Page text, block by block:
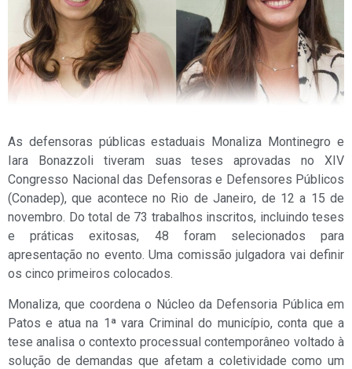
As defensoras públicas estaduais Monaliza Montinegro e
Iara Bonazzoli tiveram suas teses aprovadas no XIV
Congresso Nacional das Defensoras e Defensores Públicos
(Conadep), que acontece no Rio de Janeiro, de 12 a 15 de
novembro. Do total de 73 trabalhos inscritos, incluindo teses
e práticas exitosas, 48 foram selecionados para
apresentação no evento. Uma comissão julgadora vai definir
os cinco primeiros colocados.
Monaliza, que coordena o Núcleo da Defensoria Pública em
Patos e atua na 1ª vara Criminal do município, conta que a
tese analisa o contexto processual contemporâneo voltado à
solução de demandas que afetam a coletividade como um